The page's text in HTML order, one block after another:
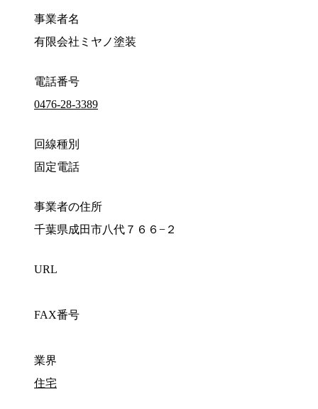
事業者名
有限会社ミヤノ塗装
電話番号
0476-28-3389
回線種別
固定電話
事業者の住所
千葉県成田市八代７６６−２
URL
FAX番号
業界
住宅